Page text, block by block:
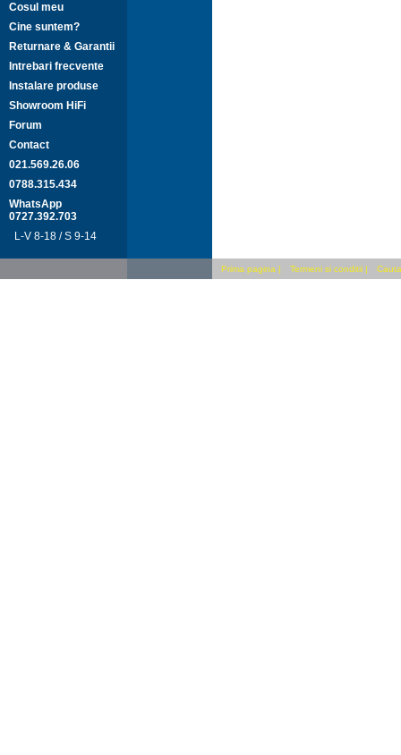
Cosul meu
Cine suntem?
Returnare & Garantii
Intrebari frecvente
Instalare produse
Showroom HiFi
Forum
Contact
021.569.26.06
0788.315.434
WhatsApp
0727.392.703
L-V 8-18 / S 9-14
Prima pagina | Termeni si conditii |